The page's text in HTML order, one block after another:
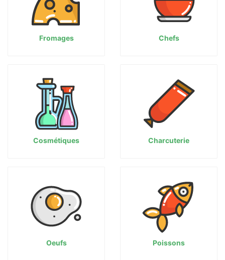
Fromages Chefs
Cosmétiques Charcuterie
Oeufs Poissons